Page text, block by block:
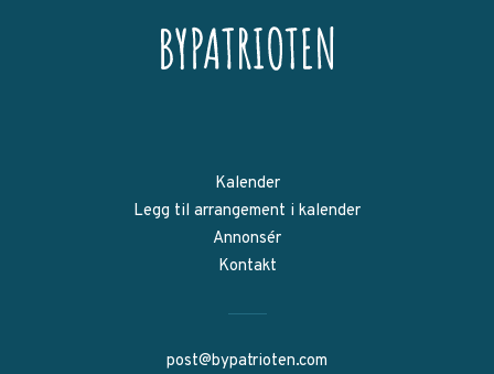
Kalender
Legg til arrangement i kalender
Annonsér
Kontakt
post@bypatrioten.com